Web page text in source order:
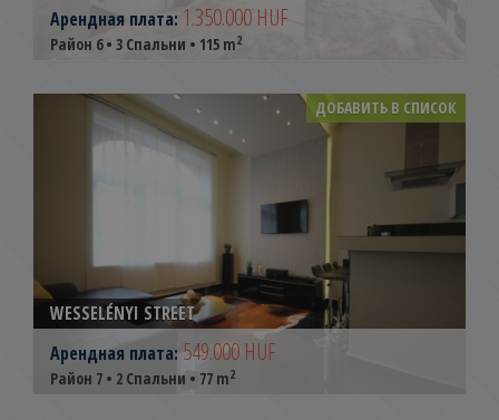
Арендная плата: 1.350.000 HUF
Район 6 • 3 Спальни • 115 m2
ДОБАВИТЬ В СПИСОК
WESSELÉNYI STREET
Арендная плата: 549.000 HUF
Район 7 • 2 Спальни • 77 m2